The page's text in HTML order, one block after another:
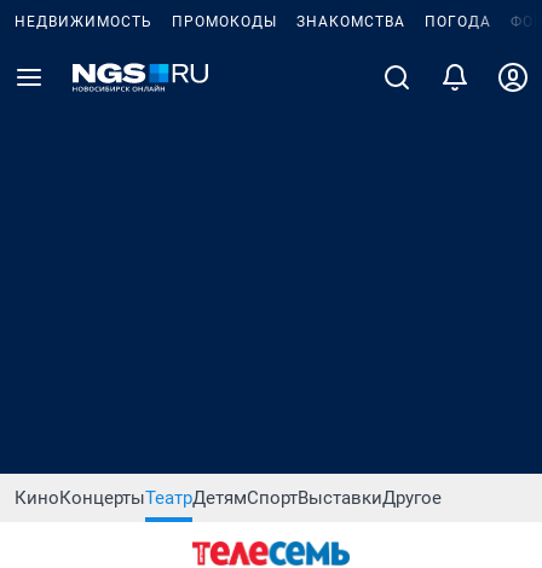
НЕДВИЖИМОСТЬ ПРОМОКОДЫ ЗНАКОМСТВА ПОГОДА
КиноКонцертыТеатрДетямСпортВыставкиДругое